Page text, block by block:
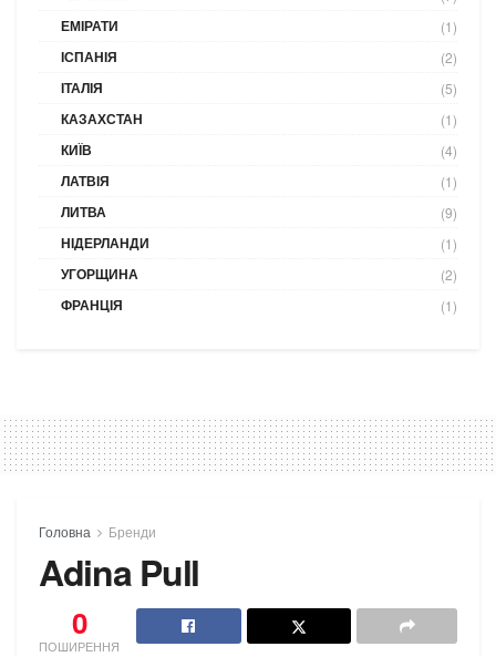
ЕМІРАТИ (1)
ІСПАНІЯ (2)
ІТАЛІЯ (5)
КАЗАХСТАН (1)
КИЇВ (4)
ЛАТВІЯ (1)
ЛИТВА (9)
НІДЕРЛАНДИ (1)
УГОРЩИНА (2)
ФРАНЦІЯ (1)
Головна Бренди
Adina Pull
0
ПОШИРЕННЯ